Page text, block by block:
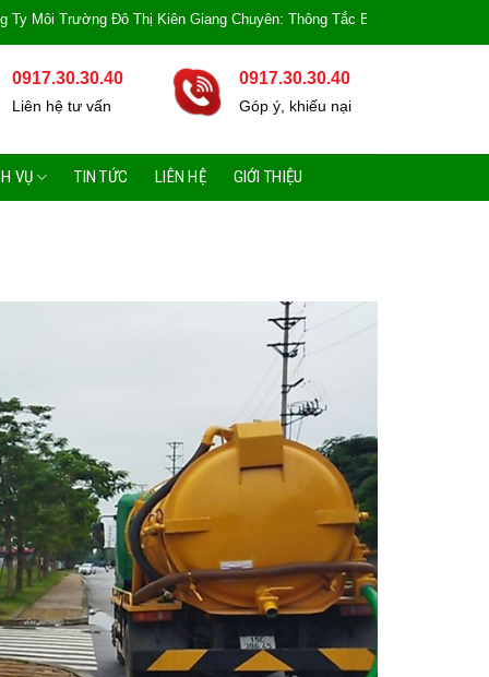
Đô Thị Kiên Giang Chuyên: Thông Tắc Bồn Cầu, Tắc Cống, Tắc Bồn
0917.30.30.40
Liên hệ tư vấn
0917.30.30.40
Góp ý, khiếu nại
VỤ TIN TỨC LIÊN HỆ GIỚI THIỆU